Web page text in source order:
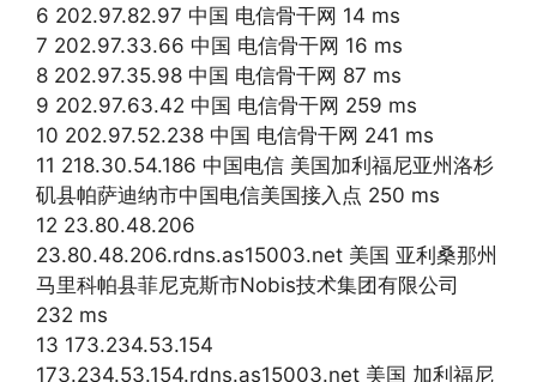
6 202.97.82.97 中国 电信骨干网 14 ms
7 202.97.33.66 中国 电信骨干网 16 ms
8 202.97.35.98 中国 电信骨干网 87 ms
9 202.97.63.42 中国 电信骨干网 259 ms
10 202.97.52.238 中国 电信骨干网 241 ms
11 218.30.54.186 中国电信 美国加利福尼亚州洛杉
矶县帕萨迪纳市中国电信美国接入点 250 ms
12 23.80.48.206
23.80.48.206.rdns.as15003.net 美国 亚利桑那州
马里科帕县菲尼克斯市Nobis技术集团有限公司
232 ms
13 173.234.53.154
173.234.53.154.rdns.as15003.net 美国 加利福尼